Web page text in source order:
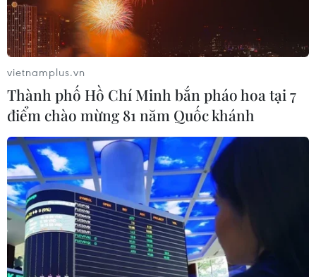
vietnamplus.vn
Thành phố Hồ Chí Minh bắn pháo hoa tại 7
điểm chào mừng 81 năm Quốc khánh